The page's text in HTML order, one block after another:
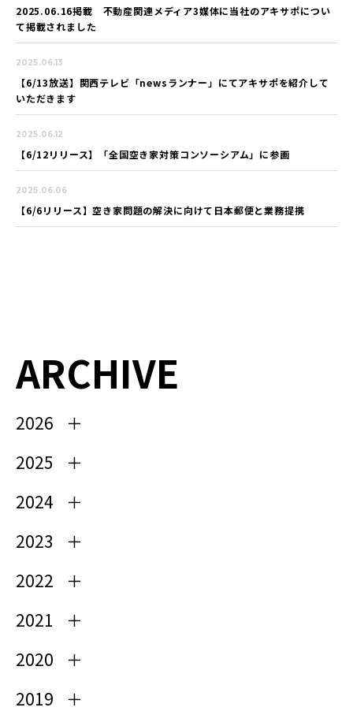
2025.06.16掲載 不動産関連メディア3媒体に当社のアキサポについ
て掲載されました
2025.06.13
【6/13放送】関西テレビ「newsランナー」にてアキサポを紹介して
いただきます
2025.06.12
【6/12リリース】「全国空き家対策コンソーシアム」に参画
2025.06.06
【6/6リリース】空き家問題の解決に向けて日本郵便と業務提携
ARCHIVE
2026
2025
2024
2023
2022
2021
2020
2019